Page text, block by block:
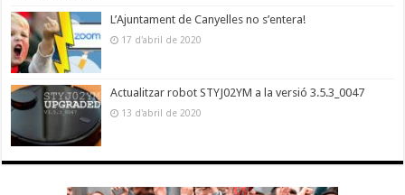
L’Ajuntament de Canyelles no s’entera!
17 d'abril de 2020
Actualitzar robot STYJ02YM a la versió 3.5.3_0047
13 d'abril de 2020